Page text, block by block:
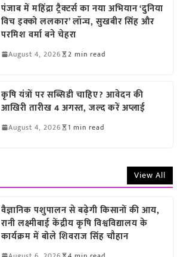
पंजाब में महिंद्रा ट्रैक्टर्स का नया अभियान ‘दुनिया
विच इक्को ललकार’ लॉन्च, सुखबीर सिंह और
परमिश वर्मा बने चेहरा
August 4, 2026 2 min read
कृषि यंत्रों पर सब्सिडी चाहिए? आवेदन की
आखिरी तारीख 4 अगस्त, जल्द करें अप्लाई
August 4, 2026 1 min read
View All
वैज्ञानिक पशुपालन से बढ़ेगी किसानों की आय,
रानी लक्ष्मीबाई केंद्रीय कृषि विश्वविद्यालय के
कार्यक्रम में बोले शिवराज सिंह चौहान